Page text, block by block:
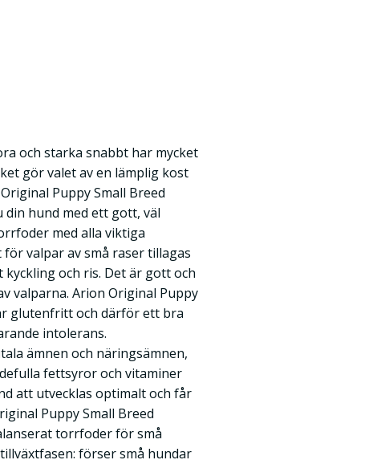
och starka snabbt har mycket
gör valet av en lämplig kost
Puppy Small Breed
din hund med ett gott, väl
med alla viktiga
valpar av små raser tillagas
och ris. Det är gott och
valparna. Arion Original Puppy
glutenfritt och därför ett bra
intolerans.
ämnen och näringsämnen,
fettsyror och vitaminer
att utvecklas optimalt och får
Puppy Small Breed
torrfoder för små
förser små hundar